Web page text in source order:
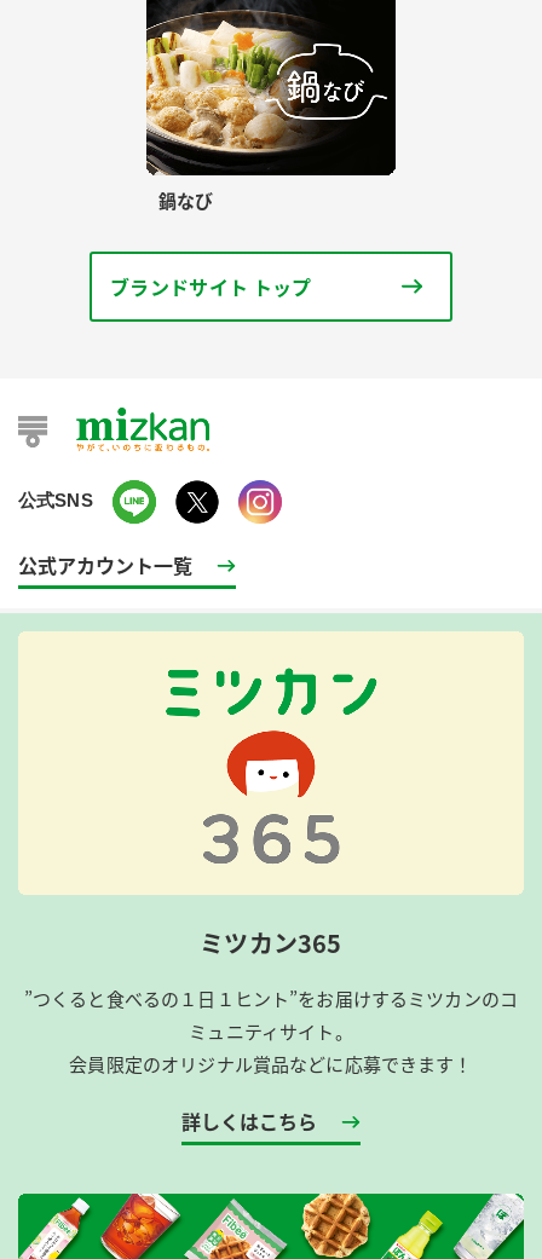
鍋なび
ブランドサイト トップ
公式SNS
公式アカウント一覧
ミツカン365
”つくると食べるの１日１ヒント”をお届けするミツカンのコ
ミュニティサイト。
会員限定のオリジナル賞品などに応募できます！
詳しくはこちら